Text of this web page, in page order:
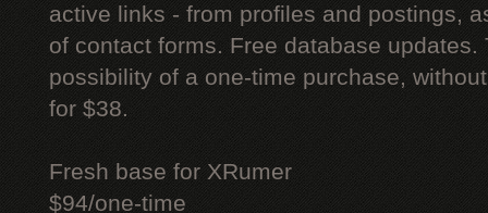
active links - from profiles and postings,
of contact forms. Free database updates.
possibility of a one-time purchase,
for $38.
Fresh base for XRumer
$94/one-time